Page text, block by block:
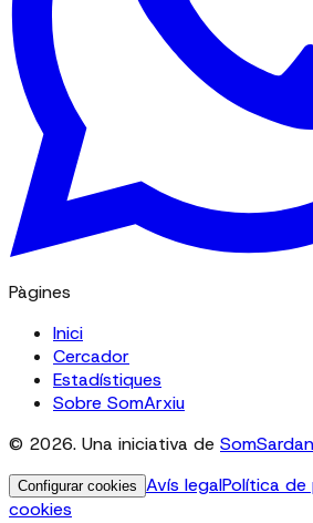
Pàgines
Inici
Cercador
Estadístiques
Sobre SomArxiu
© 2026. Una iniciativa de
Configurar cookies Avís legalPolítica
cookies